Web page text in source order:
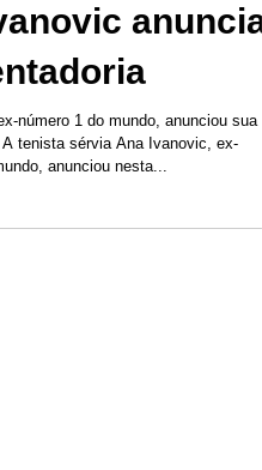
anuncia
número 1 do mundo, anunciou sua
tenista sérvia Ana Ivanovic, ex-
anunciou nesta...